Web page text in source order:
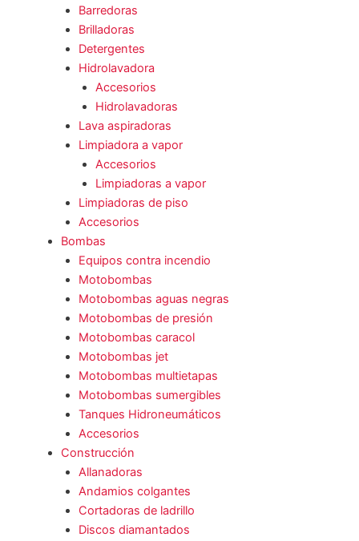
Barredoras
Brilladoras
Detergentes
Hidrolavadora
Accesorios
Hidrolavadoras
Lava aspiradoras
Limpiadora a vapor
Accesorios
Limpiadoras a vapor
Limpiadoras de piso
Accesorios
Bombas
Equipos contra incendio
Motobombas
Motobombas aguas negras
Motobombas de presión
Motobombas caracol
Motobombas jet
Motobombas multietapas
Motobombas sumergibles
Tanques Hidroneumáticos
Accesorios
Construcción
Allanadoras
Andamios colgantes
Cortadoras de ladrillo
Discos diamantados